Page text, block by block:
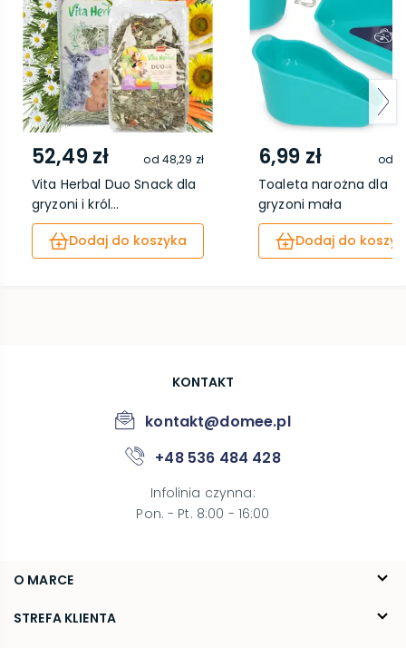
52,49 zł od 48,29 zł
Vita Herbal Duo Snack dla
gryzoni i król...
Dodaj do koszyka
6,99 zł od
Toaleta narożna dla
gryzoni mała
Dodaj do
O MARCE
O nas
STREFA KLIENTA
KONTAKT
kontakt@domee.pl
+48 536 484 428
Infolinia czynna:
Pon. - Pt. 8:00 - 16:00